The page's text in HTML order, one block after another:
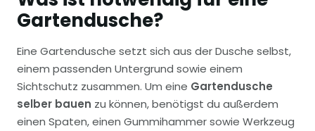
Gartendusche?
Eine Gartendusche setzt sich aus der Dusche selbst,
einem passenden Untergrund sowie einem
Sichtschutz zusammen. Um eine Gartendusche
selber bauen zu können, benötigst du außerdem
einen Spaten, einen Gummihammer sowie Werkzeug